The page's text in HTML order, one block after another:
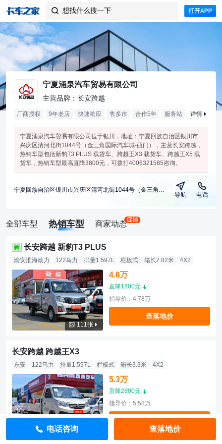
 想找什么搜一下
宁夏涌泉汽车贸易有限公司
主营品牌：长安跨越
厂商授权 9年老店 快速响应 售多市 合作5年 服务站 详情
宁夏涌泉汽车贸易有限公司位于银川，地址：宁夏回族自治区银川市
兴庆区清河北街1044号（金三角国际汽车城-西门），主营长安跨越，
热销车型包括新豹T3 PLUS 载货车、跨越王X3 载货车、跨越王X5 载
货车，热销车型最高直降3800元，可拨打4006321585咨询。
宁夏回族自治区银川市兴庆区清河北街1044号（金三角国际汽车城-西门）
导航 电话
全部车型 热销车型 商家动态
长安跨越 新豹T3 PLUS
渝安淮海动力 122马力 排量1.597L 栏板式 箱长2.82米 4X2
111张
4.6万
直降1800元
指导价：4.78万
查落地价
长安跨越 跨越王X3
东安 122马力 排量1.597L 栏板式 箱长3.3米 4X2
108张
5.3万
直降2800元
指导价：5.58万
查落地价
电话咨询 查落地价